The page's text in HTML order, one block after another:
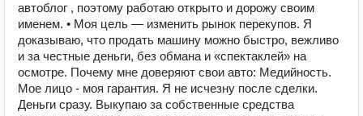
автоблог , поэтому работаю открыто и дорожу своим
именем. • Моя цель — изменить рынок перекупов. Я
доказываю, что продать машину можно быстро, вежливо
и за честные деньги, без обмана и «спектаклей» на
осмотре. Почему мне доверяют свои авто: Медийность.
Мое лицо - моя гарантия. Я не исчезну после сделки.
Деньги сразу. Выкупаю за собственные средства